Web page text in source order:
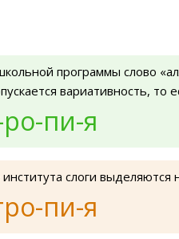
программы слово
вариативность,
пи-я
слоги выделяются
пи-я